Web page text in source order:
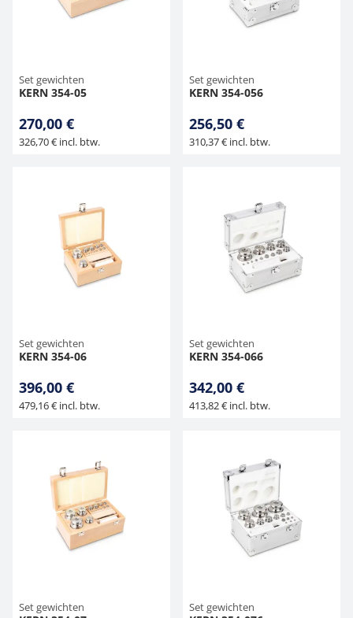
Set gewichten
KERN 354-05
270,00 €
326,70 € incl. btw.
Set gewichten
KERN 354-056
256,50 €
310,37 € incl. btw.
Set gewichten
KERN 354-06
396,00 €
479,16 € incl. btw.
Set gewichten
KERN 354-066
342,00 €
413,82 € incl. btw.
Set gewichten Set gewichten